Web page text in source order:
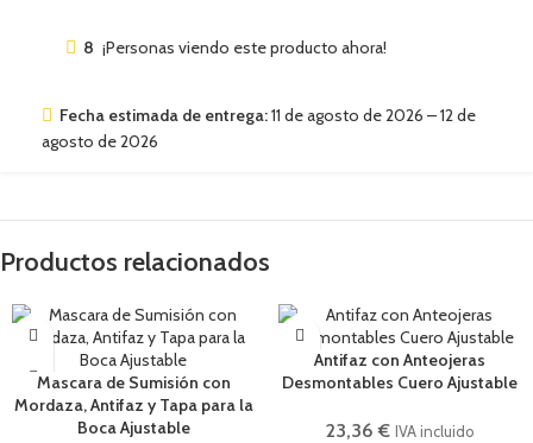
8 ¡Personas viendo este producto ahora!
Fecha estimada de entrega:11 de agosto de 2026 – 12 de
agosto de 2026
Productos relacionados
Mascara de Sumisión con
Mordaza, Antifaz y Tapa para la
Boca Ajustable
Antifaz con Anteojeras
Desmontables Cuero Ajustable
23,36€ IVA incluido